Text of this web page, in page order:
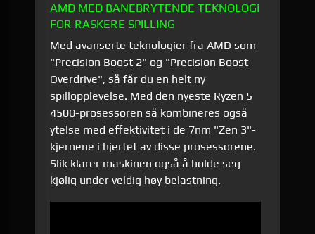
AMD MED BANEBRYTENDE TEKNOLOGI
FOR RASKERE SPILLING
Med avanserte teknologier fra AMD som
"Precision Boost 2" og "Precision Boost
Overdrive", så får du en helt ny
spillopplevelse. Med den nyeste Ryzen 5
4500-prosessoren så kombineres også
ytelse med effektivitet i de 7nm "Zen 3"-
kjernene i hjertet av disse prosessorene.
Slik klarer maskinen også å holde seg
kjølig under veldig høy belastning.